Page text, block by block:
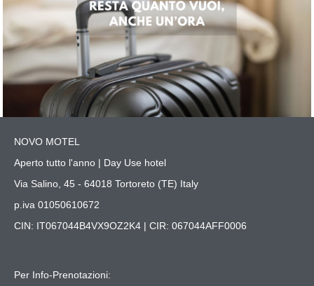
NOVO MOTEL
Aperto tutto l'anno | Day Use hotel
Via Salino, 45 - 64018 Tortoreto (TE) Italy
p.iva 01050610672
CIN: IT067044B4VX9OZ2K4 | CIR: 067044AFF0006
Per Info-Prenotazioni: